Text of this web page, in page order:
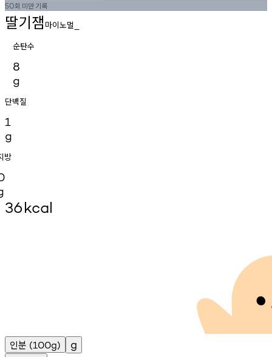
50회 미만기록
딸기잼 마이노멀
순탄수
8
g
단백질
1
g
방
36kcal
인분 (100g) g